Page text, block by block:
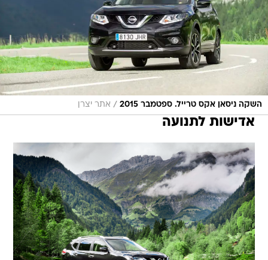
השקה ניסאן אקס טרייל. ספטמבר 2015 / אתר יצרן
אדישות לתנועה